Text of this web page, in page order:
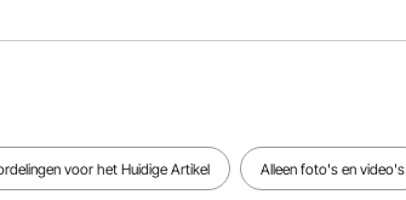
voor het Huidige Artikel Alleen foto's en video's